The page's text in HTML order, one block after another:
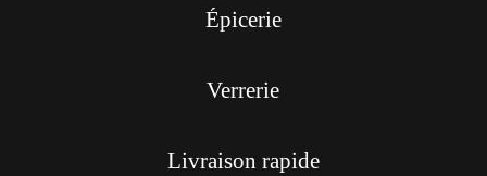
Épicerie
Verrerie
Livraison rapide